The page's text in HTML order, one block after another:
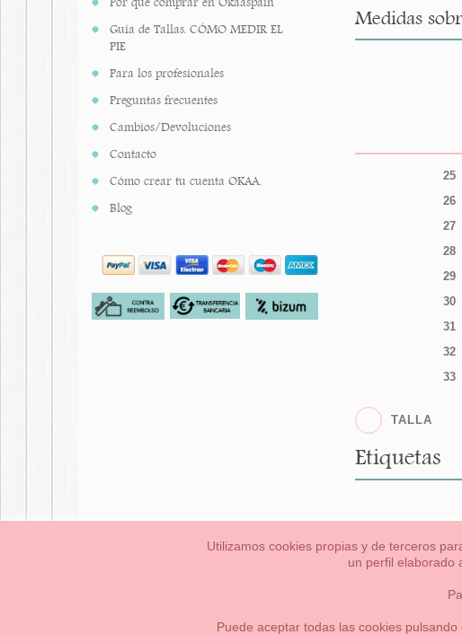
Guía de Tallas. CÓMO MEDIR EL
PIE
Para los profesionales
Preguntas frecuentes
Cambios/Devoluciones
Contacto
Cómo crear tu cuenta OKAA.
Blog
Medidas
25
26
27
28
29
30
31
32
33
TALLA
Etiquetas
Pequeños/as Niña
Condiciones generales de compra, formas
Utilizamos cookies propias y de terceros
un perfil elaborado
Puede aceptar todas las cookies